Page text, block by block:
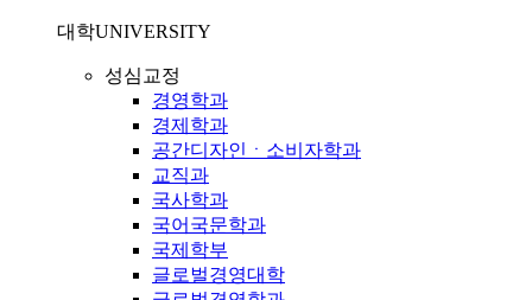
대학UNIVERSITY
성심교정
경영학과
경제학과
공간디자인ㆍ소비자학과
교직과
국사학과
국어국문학과
국제학부
글로벌경영대학